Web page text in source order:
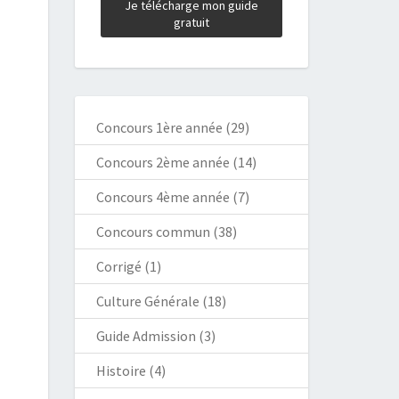
Concours 1ère année (29)
Concours 2ème année (14)
Concours 4ème année (7)
Concours commun (38)
Corrigé (1)
Culture Générale (18)
Guide Admission (3)
Histoire (4)